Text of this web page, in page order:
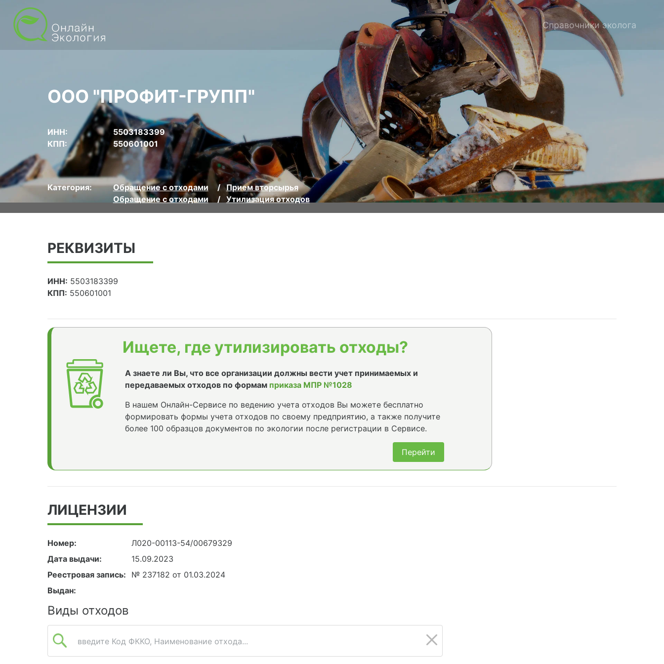
Справочники эколога
ООО "ПРОФИТ-ГРУПП"
ИНН:
5503183399
КПП:
550601001
Категория: Обращение с отходами
Прием вторсырья
Обращение с отходами
Утилизация отходов
РЕКВИЗИТЫ
ИНН: 5503183399
КПП: 550601001
Ищете, где утилизировать отходы?
А знаете ли Вы, что все организации должны вести учет принимаемых и
передаваемых отходов по формам приказа МПР №1028
В нашем Онлайн-Сервисе по ведению учета отходов Вы можете бесплатно
формировать формы учета отходов по своему предприятию, а также получите
более 100 образцов документов по экологии после регистрации в Сервисе.
Перейти
ЛИЦЕНЗИИ
Номер:
Л020-00113-54/00679329
Дата выдачи:
15.09.2023
Реестровая запись:
№ 237182 от 01.03.2024
Выдан:
Виды отходов
введите Код ФККО, Наименование отхода...